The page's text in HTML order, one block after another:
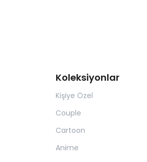
Koleksiyonlar
Kişiye Özel
Couple
Cartoon
Anime